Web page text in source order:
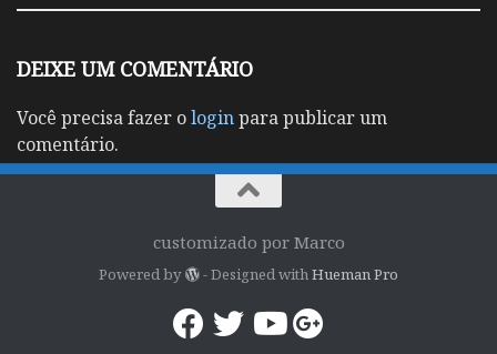
DEIXE UM COMENTÁRIO
Você precisa fazer ologinpara publicar um
comentário.
customizado por Marco
Powered by - Designed withHueman Pro